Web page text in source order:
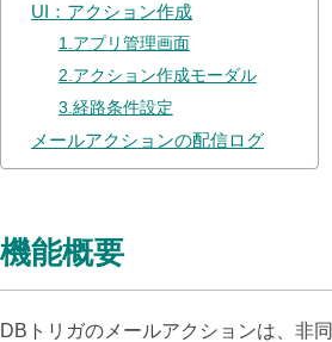
UI：アクション作成
1.アプリ管理画面
2.アクション作成モーダル
3.経路条件設定
メールアクションの配信ログ
機能概要
DBトリガのメールアクションは、非